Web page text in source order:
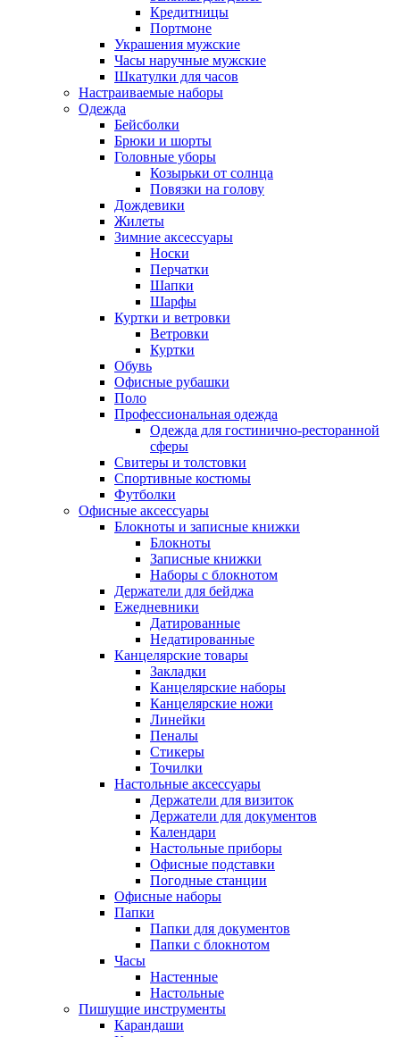
Кредитницы
Портмоне
Украшения мужские
Часы наручные мужские
Шкатулки для часов
Настраиваемые наборы
Одежда
Бейсболки
Брюки и шорты
Головные уборы
Козырьки от солнца
Повязки на голову
Дождевики
Жилеты
Зимние аксессуары
Носки
Перчатки
Шапки
Шарфы
Куртки и ветровки
Ветровки
Куртки
Обувь
Офисные рубашки
Поло
Профессиональная одежда
Одежда для гостинично-ресторанной
сферы
Свитеры и толстовки
Спортивные костюмы
Футболки
Офисные аксессуары
Блокноты и записные книжки
Блокноты
Записные книжки
Наборы с блокнотом
Держатели для бейджа
Ежедневники
Датированные
Недатированные
Канцелярские товары
Закладки
Канцелярские наборы
Канцелярские ножи
Линейки
Пеналы
Стикеры
Точилки
Настольные аксессуары
Держатели для визиток
Держатели для документов
Календари
Настольные приборы
Офисные подставки
Погодные станции
Офисные наборы
Папки
Папки для документов
Папки с блокнотом
Часы
Настенные
Настольные
Пишущие инструменты
Карандаши